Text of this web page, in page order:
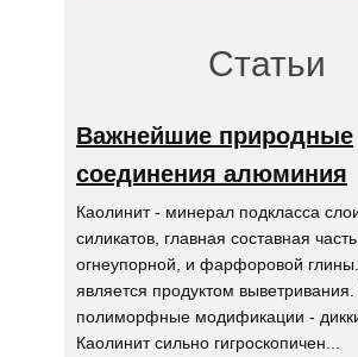
Статьи
Важнейшие природные
соединения алюминия
Каолинит - минерал подкласса
силикатов, главная составная
огнеупорной, и фарфоровой
является продуктом
полиморфные модификации -
Каолинит сильно гигроскопичен...